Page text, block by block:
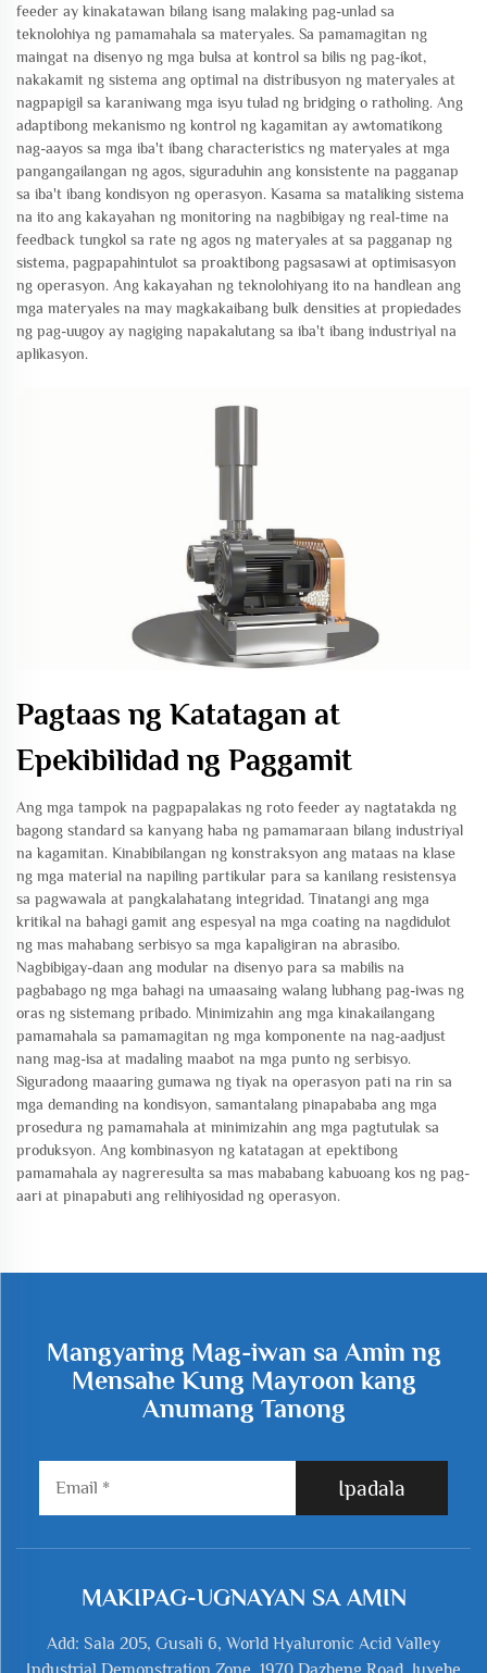
feeder ay kinakatawan bilang isang malaking pag-unlad sa
teknolohiya ng pamamahala sa materyales. Sa pamamagitan ng
maingat na disenyo ng mga bulsa at kontrol sa bilis ng pag-ikot,
nakakamit ng sistema ang optimal na distribusyon ng materyales at
nagpapigil sa karaniwang mga isyu tulad ng bridging o ratholing. Ang
adaptibong mekanismo ng kontrol ng kagamitan ay awtomatikong
nag-aayos sa mga iba't ibang characteristics ng materyales at mga
pangangailangan ng agos, siguraduhin ang konsistente na pagganap
sa iba't ibang kondisyon ng operasyon. Kasama sa mataliking sistema
na ito ang kakayahan ng monitoring na nagbibigay ng real-time na
feedback tungkol sa rate ng agos ng materyales at sa pagganap ng
sistema, pagpapahintulot sa proaktibong pagsasawi at optimisasyon
ng operasyon. Ang kakayahan ng teknolohiyang ito na handlean ang
mga materyales na may magkakaibang bulk densities at propiedades
ng pag-uugoy ay nagiging napakalutang sa iba't ibang industriyal na
aplikasyon.
Pagtaas ng Katatagan at
Epekibilidad ng Paggamit
Ang mga tampok na pagpapalakas ng roto feeder ay nagtatakda ng
bagong standard sa kanyang haba ng pamamaraan bilang industriyal
na kagamitan. Kinabibilangan ng konstraksyon ang mataas na klase
ng mga material na napiling partikular para sa kanilang resistensya
sa pagwawala at pangkalahatang integridad. Tinatangi ang mga
kritikal na bahagi gamit ang espesyal na mga coating na nagdidulot
ng mas mahabang serbisyo sa mga kapaligiran na abrasibo.
Nagbibigay-daan ang modular na disenyo para sa mabilis na
pagbabago ng mga bahagi na umaasaing walang lubhang pag-iwas ng
oras ng sistemang pribado. Minimizahin ang mga kinakailangang
pamamahala sa pamamagitan ng mga komponente na nag-aadjust
nang mag-isa at madaling maabot na mga punto ng serbisyo.
Siguradong maaaring gumawa ng tiyak na operasyon pati na rin sa
mga demanding na kondisyon, samantalang pinapababa ang mga
prosedura ng pamamahala at minimizahin ang mga pagtutulak sa
produksyon. Ang kombinasyon ng katatagan at epektibong
pamamahala ay nagreresulta sa mas mababang kabuoang kos ng pag-
aari at pinapabuti ang relihiyosidad ng operasyon.
Mangyaring Mag-iwan sa Amin ng
Mensahe Kung Mayroon kang
Anumang Tanong
Ipadala
MAKIPAG-UGNAYAN SA AMIN
Add: Sala 205, Gusali 6, World Hyaluronic Acid Valley